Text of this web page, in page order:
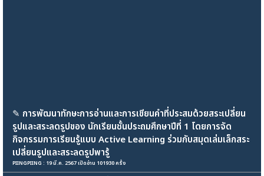
✎ การพัฒนาทักษะการอ่านและการเขียนคำที่ประสมด้วยสระเปลี่ยน
รูปและสระลดรูปของ นักเรียนชั้นประถมศึกษาปีที่ 1 โดยการจัด
กิจกรรมการเรียนรู้แบบ Active Learning ร่วมกับสมุดเล่มเล็กสระ
เปลี่ยนรูปและสระลดรูปพารู้
PIINGPIING : 19 มี.ค. 2567 เปิดอ่าน 101930 ครั้ง